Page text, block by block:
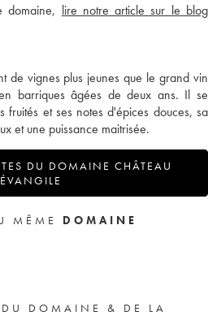
domaine, lire notre article sur le blog
de vignes plus jeunes que le grand vin
barriques âgées de deux ans. Il se
fruités et ses notes d'épices douces, sa
et une puissance maitrisée.
DU DOMAINE CHÂTEAU
MÊME DOMAINE
DU DOMAINE & DE LA